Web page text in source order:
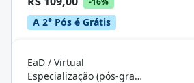
A 2° Pós é Grátis
EaD / Virtual
Especialização (pós-graduação)